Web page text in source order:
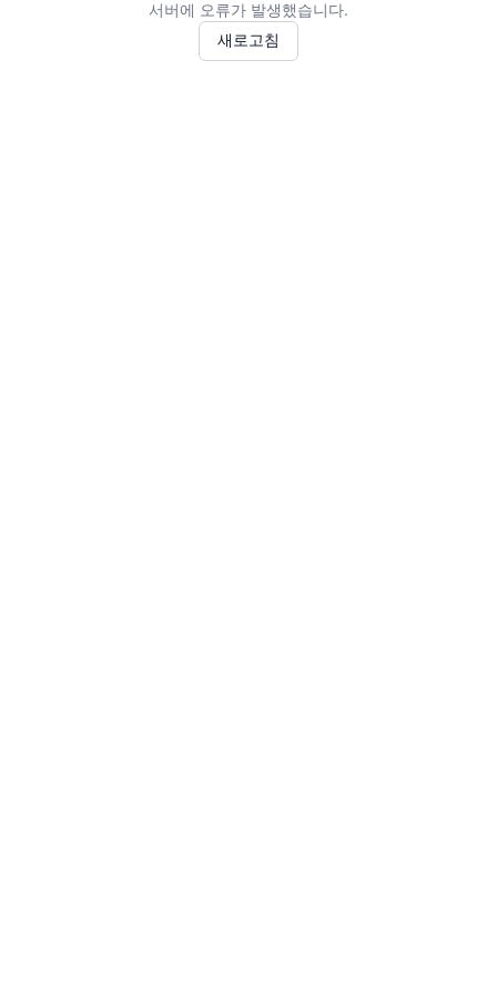
서버에 오류가 발생했습니다.
새로고침